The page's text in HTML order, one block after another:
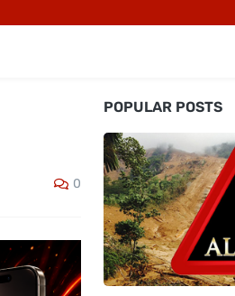
0
POPULAR POSTS